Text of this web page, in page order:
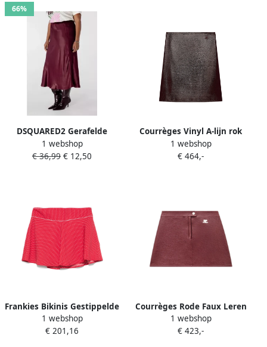
66%
DSQUARED2 Gerafelde
straight broek Groen
1 webshop
€ 36,99 € 12,50
Courrèges Vinyl A-lijn rok
op knielengte met
logopatch Rood
1 webshop
€ 464,-
Frankies Bikinis Gestippelde
A-lijn Rok Red Dames
1 webshop
€ 201,16
Courrèges Rode Faux Leren
A-Lijn Rok Red Dames
1 webshop
€ 423,-